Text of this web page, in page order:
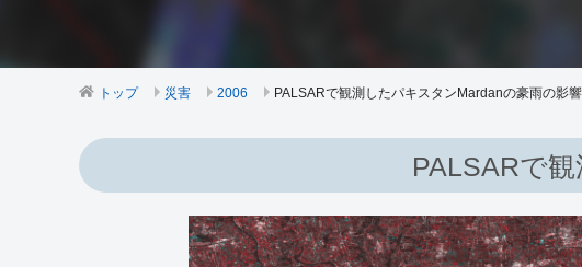
トップ 災害 2006 PALSARで観測したパキスタンMardanの豪雨の影響
PALSARで